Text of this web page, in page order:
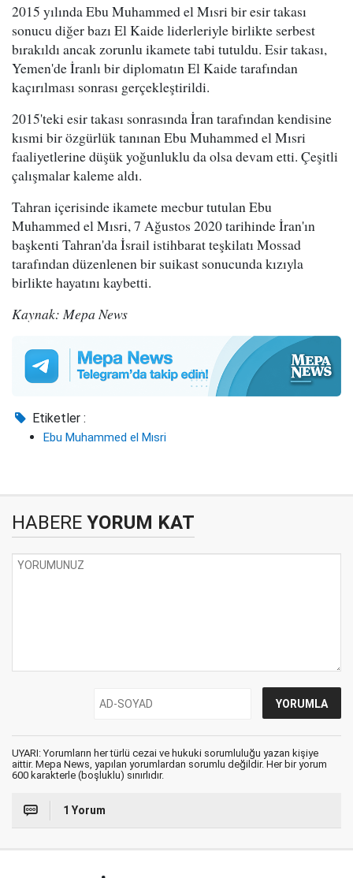
2015 yılında Ebu Muhammed el Mısri bir esir takası
sonucu diğer bazı El Kaide liderleriyle birlikte serbest
bırakıldı ancak zorunlu ikamete tabi tutuldu. Esir takası,
Yemen'de İranlı bir diplomatın El Kaide tarafından
kaçırılması sonrası gerçekleştirildi.
2015'teki esir takası sonrasında İran tarafından kendisine
kısmi bir özgürlük tanınan Ebu Muhammed el Mısri
faaliyetlerine düşük yoğunluklu da olsa devam etti. Çeşitli
çalışmalar kaleme aldı.
Tahran içerisinde ikamete mecbur tutulan Ebu
Muhammed el Mısri, 7 Ağustos 2020 tarihinde İran'ın
başkenti Tahran'da İsrail istihbarat teşkilatı Mossad
tarafından düzenlenen bir suikast sonucunda kızıyla
birlikte hayatını kaybetti.
Kaynak: Mepa News
Etiketler :
Ebu Muhammed el Mısri
HABERE YORUM KAT
UYARI: Yorumların her türlü cezai ve hukuki sorumluluğu yazan kişiye
aittir. Mepa News, yapılan yorumlardan sorumlu değildir. Her bir yorum
600 karakterle (boşluklu) sınırlıdır.
1 Yorum